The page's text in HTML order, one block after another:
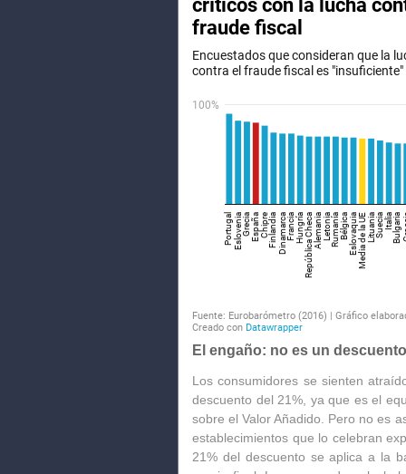
El engaño: no es un
Los consumidores se sienten
descuento del 21%, ya que es el
sobre el Valor Añadido. Pero no es
establecimientos que lo celebran
21% del descuento se aplica a la